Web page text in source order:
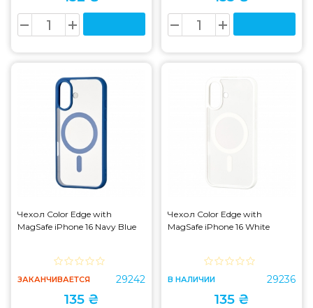
Чехол Color Edge with
MagSafe iPhone 16 Navy Blue
ЗАКАНЧИВАЕТСЯ 29242
135 ₴
Чехол Color Edge with
MagSafe iPhone 16 White
В НАЛИЧИИ 29236
135 ₴